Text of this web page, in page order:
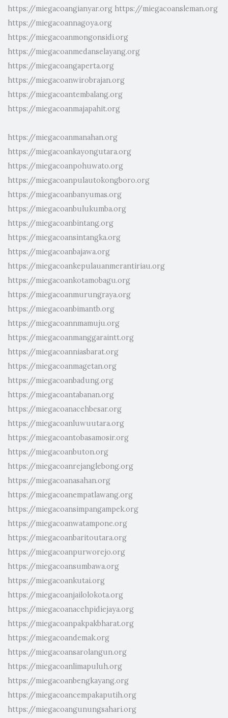
https://miegacoangianyar.org https://miegacoansleman.org
https://miegacoannagoya.org
https://miegacoanmongonsidi.org
https://miegacoanmedanselayang.org
https://miegacoangaperta.org
https://miegacoanwirobrajan.org
https://miegacoantembalang.org
https://miegacoanmajapahit.org
https://miegacoanmanahan.org
https://miegacoankayongutara.org
https://miegacoanpohuwato.org
https://miegacoanpulautokongboro.org
https://miegacoanbanyumas.org
https://miegacoanbulukumba.org
https://miegacoanbintang.org
https://miegacoansintangka.org
https://miegacoanbajawa.org
https://miegacoankepulauanmerantiriau.org
https://miegacoankotamobagu.org
https://miegacoanmurungraya.org
https://miegacoanbimantb.org
https://miegacoannmamuju.org
https://miegacoanmanggaraintt.org
https://miegacoanniasbarat.org
https://miegacoanmagetan.org
https://miegacoanbadung.org
https://miegacoantabanan.org
https://miegacoanacehbesar.org
https://miegacoanluwuutara.org
https://miegacoantobasamosir.org
https://miegacoanbuton.org
https://miegacoanrejanglebong.org
https://miegacoanasahan.org
https://miegacoanempatlawang.org
https://miegacoansimpangampek.org
https://miegacoanwatampone.org
https://miegacoanbaritoutara.org
https://miegacoanpurworejo.org
https://miegacoansumbawa.org
https://miegacoankutai.org
https://miegacoanjailolokota.org
https://miegacoanacehpidiejaya.org
https://miegacoanpakpakbharat.org
https://miegacoandemak.org
https://miegacoansarolangun.org
https://miegacoanlimapuluh.org
https://miegacoanbengkayang.org
https://miegacoancempakaputih.org
https://miegacoangunungsahari.org